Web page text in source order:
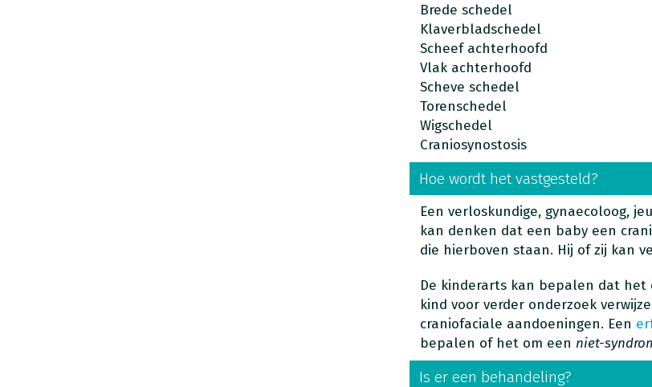
Brede schedel
Klaverbladschedel
Scheef achterhoofd
Vlak achterhoofd
Scheve schedel
Torenschedel
Wigschedel
Craniosynostosis
Hoe wordt het vastgesteld?
Een verloskundige, gynaecoloog,
kan denken dat een baby een
die hierboven staan. Hij of zij kan
De kinderarts kan bepalen dat
kind voor verder onderzoek
craniofaciale aandoeningen. Een
bepalen of het om een niet-
Is er een behandeling?